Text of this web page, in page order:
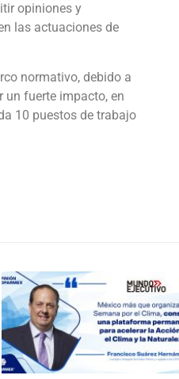
opiniones y
las actuaciones de
normativo, debido a
un fuerte impacto, en
10 puestos de trabajo